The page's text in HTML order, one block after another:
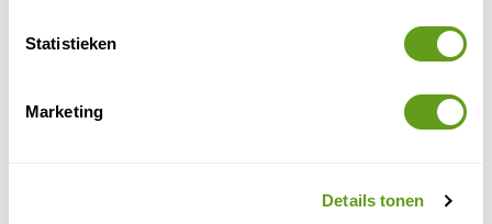
Statistieken
Marketing
Details tonen
al in enkele uurtjes rijden.
UplandParcs - Vakantiehuizen Sauerland
splinternieuw park in Winterberg-Niedersfeld.